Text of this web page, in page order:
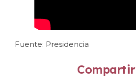
Fuente: Presidencia
Compartir